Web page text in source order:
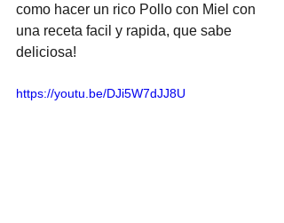
como hacer un rico Pollo con Miel con
una receta facil y rapida, que sabe
deliciosa!
https://youtu.be/DJi5W7dJJ8U